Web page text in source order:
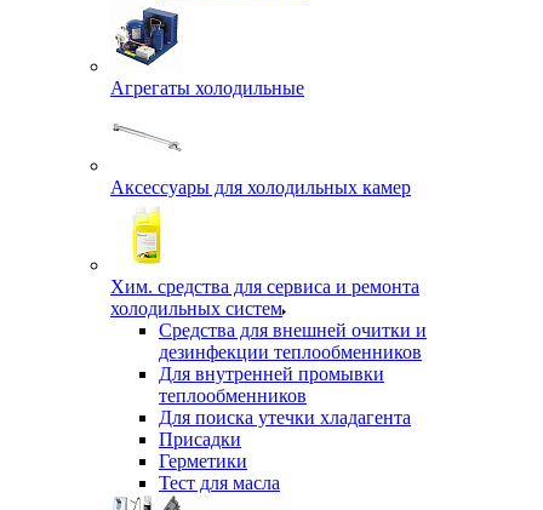
Агрегаты холодильные
Аксессуары для холодильных камер
Хим. средства для сервиса и ремонта
холодильных систем
Средства для внешней очитки и
дезинфекции теплообменников
Для внутренней промывки
теплообменников
Для поиска утечки хладагента
Присадки
Герметики
Тест для масла